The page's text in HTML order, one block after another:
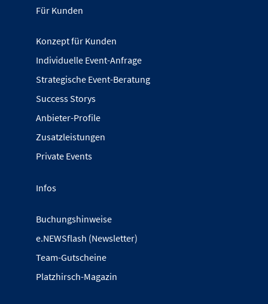
Für Kunden
Konzept für Kunden
Individuelle Event-Anfrage
Strategische Event-Beratung
Success Storys
Anbieter-Profile
Zusatzleistungen
Private Events
Infos
Buchungshinweise
e.NEWSflash (Newsletter)
Team-Gutscheine
Platzhirsch-Magazin